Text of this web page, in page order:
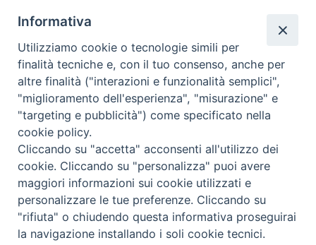
GRAZIE PER IL TUO AIUTO
Insieme per la Diocesi
Copyright 2026 ©Diocesi di Vittorio Veneto-Privacy
Policy
Informativa
Utilizziamo cookie o tecnologie simili per
finalità tecniche e, con il tuo consenso, anche per
altre finalità ("interazioni e funzionalità semplici",
"miglioramento dell'esperienza", "misurazione" e
"targeting e pubblicità") come specificato nella
cookie policy.
Cliccando su "accetta" acconsenti all'utilizzo dei
cookie. Cliccando su "personalizza" puoi avere
maggiori informazioni sui cookie utilizzati e
personalizzare le tue preferenze. Cliccando su
"rifiuta" o chiudendo questa informativa proseguirai
la navigazione installando i soli cookie tecnici.